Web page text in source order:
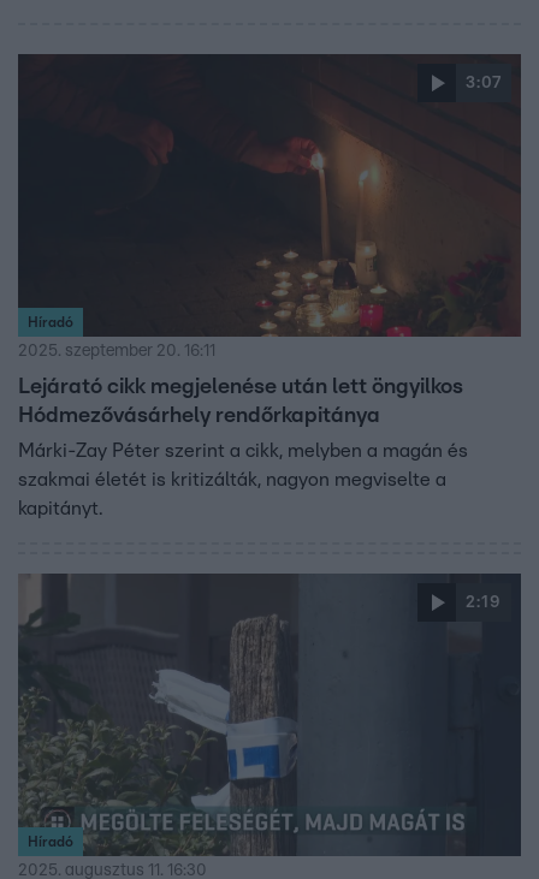
3:07
Híradó
2025. szeptember 20. 16:11
Lejárató cikk megjelenése után lett öngyilkos
Hódmezővásárhely rendőrkapitánya
Márki-Zay Péter szerint a cikk, melyben a magán és
szakmai életét is kritizálták, nagyon megviselte a
kapitányt.
2:19
Híradó
2025. augusztus 11. 16:30